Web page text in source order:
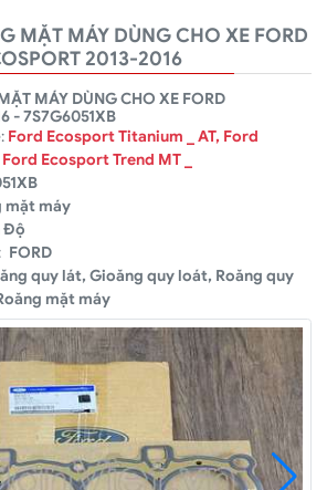
MẶT MÁY DÙNG CHO XE FORD
2013-2016
MÁY DÙNG CHO XE FORD
- 7S7G6051XB
Ford Ecosport Titanium _ AT, Ford
Ecosport Trend MT _
mặt máy
Độ
FORD
quy lát, Gioăng quy loát, Roăng quy
mặt máy